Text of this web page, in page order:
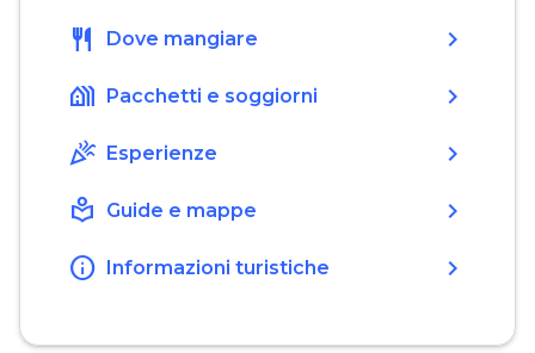
restaurant Dove mangiare chevron_right
holiday_village Pacchetti e soggiorni chevron_right
celebration Esperienze chevron_right
local_library Guide e mappe chevron_right
info Informazioni turistiche chevron_right